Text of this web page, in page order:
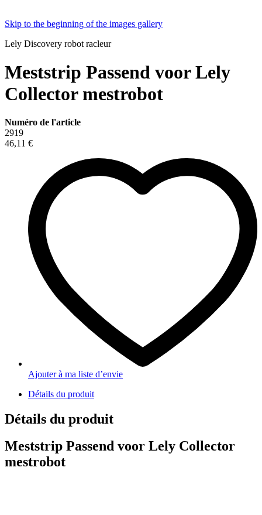
Skip to the beginning of the images gallery
Lely Discovery robot racleur
Meststrip Passend voor Lely
Collector mestrobot
Numéro de l'article
2919
46,11 €
Ajouter à ma liste d’envie
Détails du produit
Détails du produit
Meststrip Passend voor Lely Collector
mestrobot